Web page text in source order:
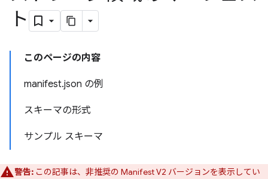
ト
このページの内容
manifest.json の例
スキーマの形式
サンプル スキーマ
警告: この記事は、非推奨の Manifest V2 バージョンを表示してい